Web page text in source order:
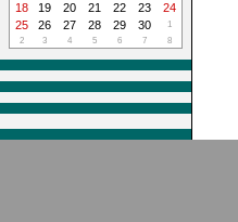
18
19 20 21 22 23
24
25
26 27 28 29 30
1
2
3 4 5 6 7 8